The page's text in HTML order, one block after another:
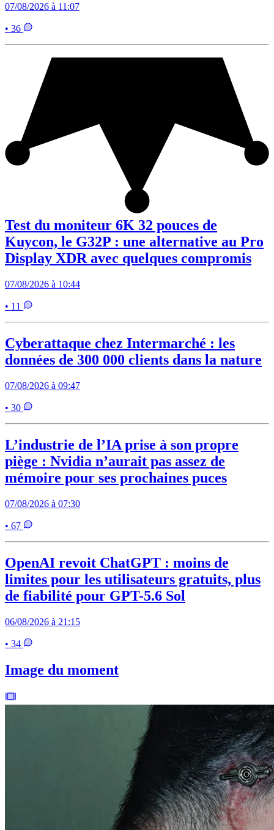
07/08/2026 à 11:07
• 36
Test du moniteur 6K 32 pouces de
Kuycon, le G32P : une alternative au Pro
Display XDR avec quelques compromis
07/08/2026 à 10:44
• 11
Cyberattaque chez Intermarché : les
données de 300 000 clients dans la nature
07/08/2026 à 09:47
• 30
L’industrie de l’IA prise à son propre
piège : Nvidia n’aurait pas assez de
mémoire pour ses prochaines puces
07/08/2026 à 07:30
• 67
OpenAI revoit ChatGPT : moins de
limites pour les utilisateurs gratuits, plus
de fiabilité pour GPT-5.6 Sol
06/08/2026 à 21:15
• 34
Image du moment